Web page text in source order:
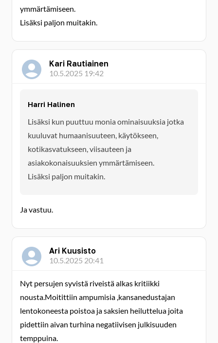
ymmärtämiseen.
Lisäksi paljon muitakin.
Kari Rautiainen
10.5.2025 19:42
Harri Halinen
Lisäksi kun puuttuu monia ominaisuuksia jotka
kuuluvat humaanisuuteen, käytökseen,
kotikasvatukseen, viisauteen ja
asiakokonaisuuksien ymmärtämiseen.
Lisäksi paljon muitakin.
Ja vastuu.
Ari Kuusisto
10.5.2025 20:41
Nyt persujen syvistä riveistä alkas kritiikki
nousta.Moitittiin ampumisia ,kansanedustajan
lentokoneesta poistoa ja saksien heiluttelua joita
pidettiin aivan turhina negatiivisen julkisuuden
temppuina.